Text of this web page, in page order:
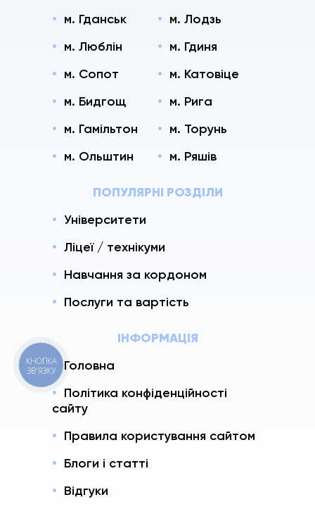
м. Гданськ
м. Лодзь
м. Люблін
м. Гдиня
м. Сопот
м. Катовіце
м. Бидгощ
м. Рига
м. Гамільтон
м. Торунь
м. Ольштин
м. Ряшів
ПОПУЛЯРНІ РОЗДІЛИ
Університети
Ліцеї / технікуми
Навчання за кордоном
Послуги та вартість
ІНФОРМАЦІЯ
Головна
Політика конфіденційності
сайту
Правила користування сайтом
Блоги і статті
Відгуки
КНОПКА
ЗВ'ЯЗКУ